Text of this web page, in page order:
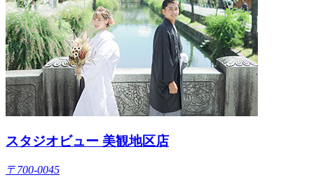
スタジオビュー 美観地区店
〒700-0045